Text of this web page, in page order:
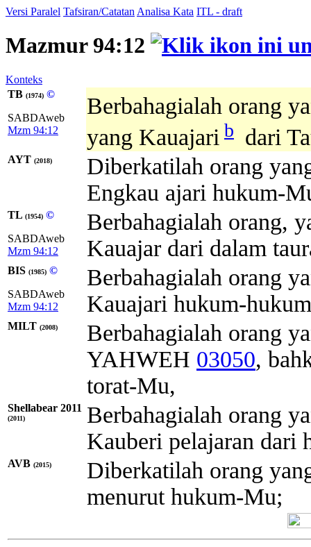
Versi Paralel Tafsiran/Catatan Analisa Kata ITL - draft
Mazmur 94:12
Konteks
TB (1974) ©
SABDAweb
Mzm 94:12
Berbahagialah orang
yang Kauajari b dari
AYT (2018)
Diberkatilah orang
Engkau ajari hukum-
TL (1954) ©
SABDAweb
Mzm 94:12
Berbahagialah orang,
Kauajar dari dalam
BIS (1985) ©
SABDAweb
Mzm 94:12
Berbahagialah orang
Kauajari hukum-
MILT (2008)
Berbahagialah orang
YAHWEH 03050,
torat-Mu,
Shellabear 2011
(2011)
Berbahagialah orang
Kauberi pelajaran dari
AVB (2015)
Diberkatilah orang
menurut hukum-Mu;